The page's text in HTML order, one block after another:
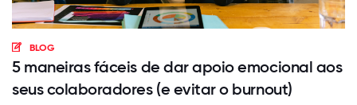
BLOG
5 maneiras fáceis de dar apoio emocional aos
seus colaboradores (e evitar o burnout)